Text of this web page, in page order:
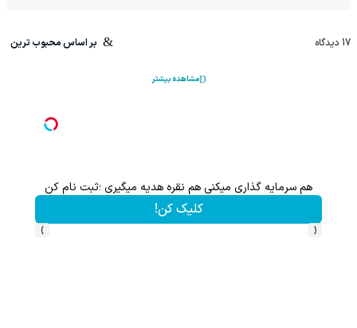
17 دیدگاه بر اساس محبوب ترین
مشاهده بیشتر
هم سرمایه گذاری میکنی هم نقره هدیه میگیری ؛ثبت نام کن
کلیک کن!
‹
›